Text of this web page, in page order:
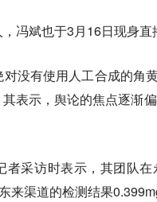
冯斌也于3月16日现身直
没有使用人工合成的角
表示，舆论的焦点逐渐
者采访时表示，其团队
来渠道的检测结果